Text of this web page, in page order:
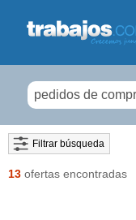
Filtrar búsqueda
13 ofertas encontradas